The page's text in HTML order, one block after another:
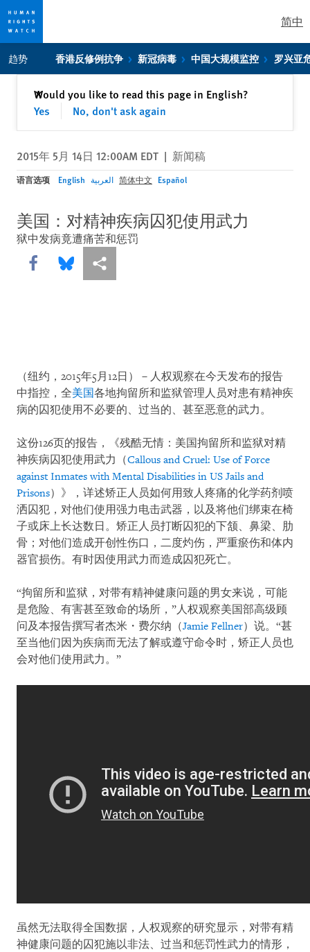
Skip
to
privacy
Skip
to
content
简中
趋势 香港反修例抗争 新冠病毒 中国大规模监控 罗兴亚
Would you like to read this page in English?
Yes
No, don't ask again
✕关闭
2015年 5月 14日 12:00AM EDT | 新闻稿
语言选项 English العربية 简体中文 Español
美国：对精神疾病囚犯使用武力
狱中发病竟遭痛苦和惩罚
Share this via Facebook
Share this via Bluesky
More sharing options
（纽约，2015年5月12日）－人权观察在今天发布的报告
中指控，全美国各地拘留所和监狱管理人员对患有精神疾
病的囚犯使用不必要的、过当的、甚至恶意的武力。
这份126页的报告，《残酷无情：美国拘留所和监狱对精
神疾病囚犯使用武力（Callous and Cruel: Use of Force
against Inmates with Mental Disabilities in US Jails and
Prisons）》，详述矫正人员如何用致人疼痛的化学药剂喷
洒囚犯，对他们使用强力电击武器，以及将他们绑束在椅
子或床上长达数日。矫正人员打断囚犯的下颔、鼻梁、肋
骨；对他们造成开创性伤口，二度灼伤，严重瘀伤和体内
器官损伤。有时因使用武力而造成囚犯死亡。
“拘留所和监狱，对带有精神健康问题的男女来说，可能
是危险、有害甚至致命的场所，”人权观察美国部高级顾
问及本报告撰写者杰米・费尔纳（Jamie Fellner）说。“甚
至当他们因为疾病而无法了解或遵守命令时，矫正人员也
会对他们使用武力。”
虽然无法取得全国数据，人权观察的研究显示，对带有精
神健康问题的囚犯施以非法、过当和惩罚性武力的情形，